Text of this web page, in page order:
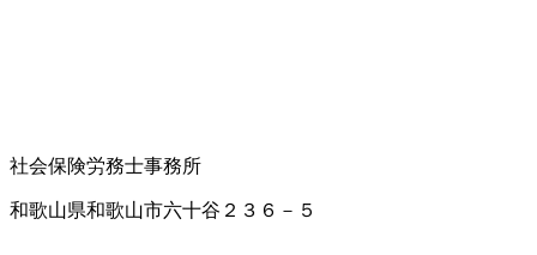
社会保険労務士事務所
和歌山県和歌山市六十谷２３６－５